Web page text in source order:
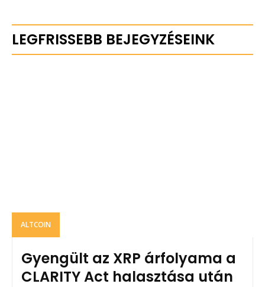
LEGFRISSEBB BEJEGYZÉSEINK
ALTCOIN
Gyengült az XRP árfolyama a
CLARITY Act halasztása után